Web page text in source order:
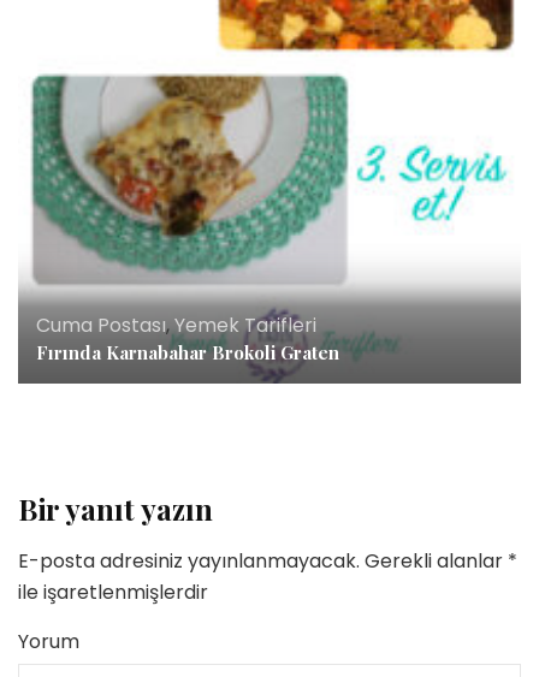
Cuma Postası,Yemek Tarifleri
Fırında Karnabahar Brokoli Graten
Bir yanıt yazın
E-posta adresiniz yayınlanmayacak. Gerekli alanlar *
ile işaretlenmişlerdir
Yorum